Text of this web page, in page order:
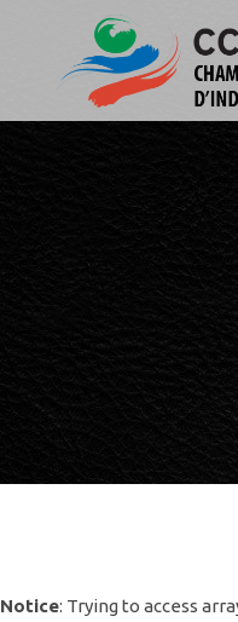
Notice: Trying to access